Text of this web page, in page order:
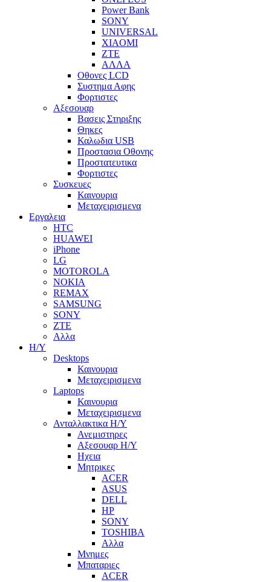
Power Bank
SONY
UNIVERSAL
XIAOMI
ZTE
ΑΛΛΑ
Οθονες LCD
Συστημα Αφης
Φορτιστες
Αξεσουαρ
Βασεις Στηριξης
Θηκες
Καλωδια USB
Προστασια Οθονης
Προστατευτικα
Φορτιστες
Συσκευες
Καινουρια
Μεταχειρισμενα
Εργαλεια
HTC
HUAWEI
iPhone
LG
MOTOROLA
NOKIA
REMAX
SAMSUNG
SONY
ZTE
Αλλα
Η/Υ
Desktops
Καινουρια
Μεταχειρισμενα
Laptops
Καινουρια
Μεταχειρισμενα
Ανταλλακτικα H/Y
Ανεμιστηρες
Αξεσουαρ Η/Υ
Ηχεια
Μητρικες
ACER
ASUS
DELL
HP
SONY
TOSHIBA
Αλλα
Μνημες
Μπαταριες
ACER